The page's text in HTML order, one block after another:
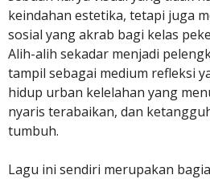
keindahan estetika, tetapi juga
sosial yang akrab bagi kelas
Alih-alih sekadar menjadi
tampil sebagai medium refleksi
hidup urban kelelahan yang
nyaris terabaikan, dan
tumbuh.
Lagu ini sendiri merupakan